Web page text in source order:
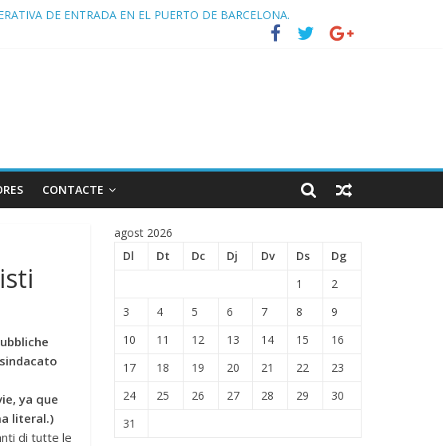
DE ENTRADA EN EL PUERTO DE BARCELONA.
CONTACTE
ya que
literal.)
di tutte le
agost 2026
Dl
Dt Dc Dj Dv Ds
Dg
1
2
3
4 5 6 7 8
9
10
11 12 13 14 15
16
17
18 19 20 21 22
23
24
25 26 27 28 29
30
31